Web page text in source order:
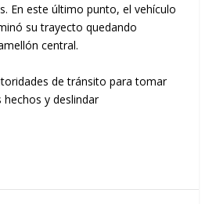
En este último punto, el vehículo
su trayecto quedando
central.
de tránsito para tomar
y deslindar